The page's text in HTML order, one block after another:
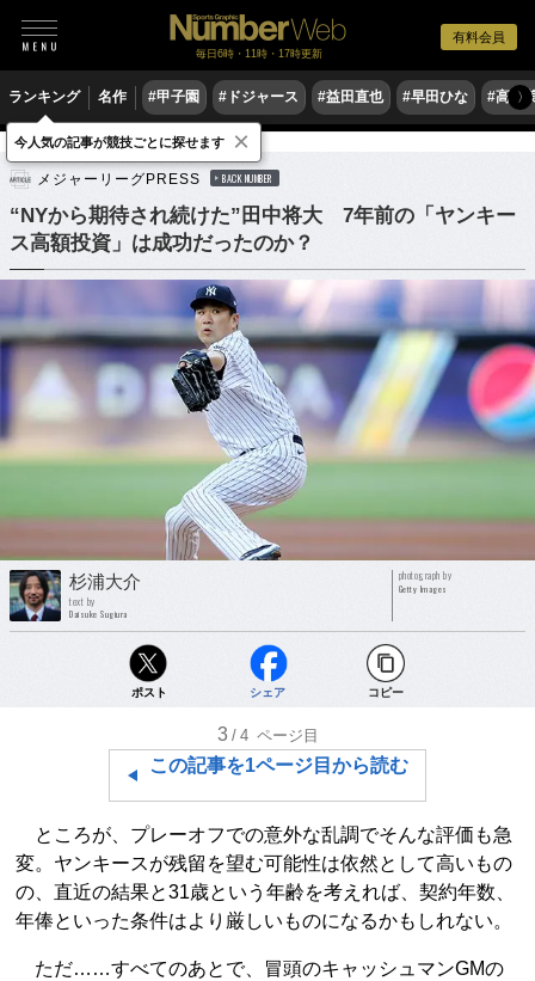
有料会員
毎日6時・11時・17時更新
ランキング 名作 #甲子園 #ドジャース #益田直也 #早田ひな #高木
〉
野球 MLB
メジャーリーグPRESS BACK NUMBER
“NYから期待され続けた”田中将大 7年前の「ヤンキー
ス高額投資」は成功だったのか？
杉浦大介
text by
Daisuke Sugiura
photograph by
Getty Images
ポスト シェア コピー
3 /4 ページ目
この記事を1ページ目から読む
ところが、プレーオフでの意外な乱調でそんな評価も急
変。ヤンキースが残留を望む可能性は依然として高いもの
の、直近の結果と31歳という年齢を考えれば、契約年数、
年俸といった条件はより厳しいものになるかもしれない。
ただ……すべてのあとで、冒頭のキャッシュマンGMの
今人気の記事が競技ごとに探せます ×